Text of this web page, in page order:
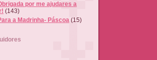
por me ajudares a
(143)
a Madrinha- Páscoa (15)